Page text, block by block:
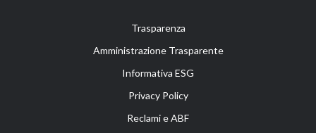
Trasparenza
Amministrazione Trasparente
Informativa ESG
Privacy Policy
Reclami e ABF